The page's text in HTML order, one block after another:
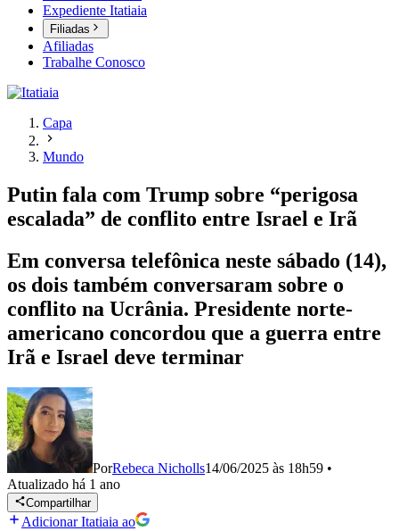
Expediente Itatiaia
Filiadas
Afiliadas
Trabalhe Conosco
Capa
Mundo
Putin fala com Trump sobre “perigosa
escalada” de conflito entre Israel e Irã
Em conversa telefônica neste sábado (14),
os dois também conversaram sobre o
conflito na Ucrânia. Presidente norte-
americano concordou que a guerra entre
Irã e Israel deve terminar
PorRebeca Nicholls14/06/2025 às 18h59 •
Atualizado há 1 ano
Compartilhar
Adicionar Itatiaia ao